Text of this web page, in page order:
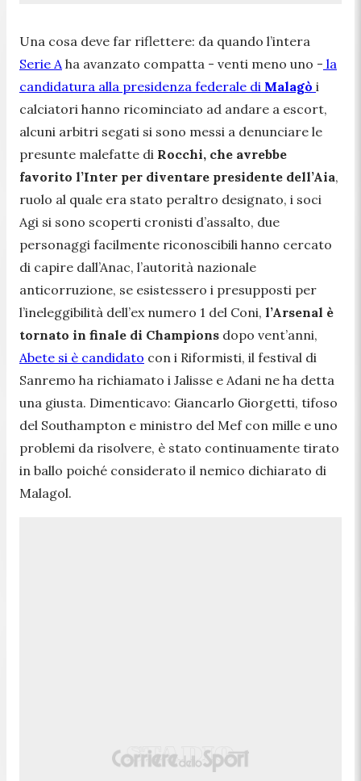
Una cosa deve far riflettere: da quando l’intera
Serie A ha avanzato compatta - venti meno uno - la
candidatura alla presidenza federale di Malagò i
calciatori hanno ricominciato ad andare a escort,
alcuni arbitri segati si sono messi a denunciare le
presunte malefatte di Rocchi, che avrebbe
favorito l’Inter per diventare presidente dell’Aia,
ruolo al quale era stato peraltro designato, i soci
Agi si sono scoperti cronisti d’assalto, due
personaggi facilmente riconoscibili hanno cercato
di capire dall’Anac, l’autorità nazionale
anticorruzione, se esistessero i presupposti per
l’ineleggibilità dell’ex numero 1 del Coni, l’Arsenal è
tornato in finale di Champions dopo vent’anni,
Abete si è candidato con i Riformisti, il festival di
Sanremo ha richiamato i Jalisse e Adani ne ha detta
una giusta. Dimenticavo: Giancarlo Giorgetti, tifoso
del Southampton e ministro del Mef con mille e uno
problemi da risolvere, è stato continuamente tirato
in ballo poiché considerato il nemico dichiarato di
Malagol.